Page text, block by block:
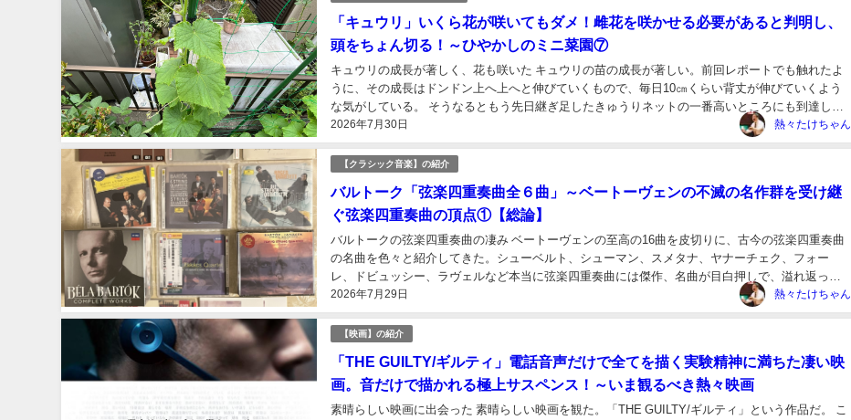
「キュウリ」いくら花が咲いてもダメ！雌花を咲かせる必要があると判明し、
頭をちょん切る！～ひやかしのミニ菜園⑦
2026年7月30日
キュウリの成長が著しく、花も咲いた キュウリの苗の成長が著しい。前回レポートでも触れたよ
うに、その成長はドンドン上へ上へと伸びていくもので、毎日10㎝くらい背丈が伸びていくよう
な気がしている。 そうなるともう先日継ぎ足したきゅうりネットの一番高いところにも到達して
熱々たけちゃん
【クラシック音楽】の紹介
バルトーク「弦楽四重奏曲全６曲」～ベートーヴェンの不滅の名作群を受け継
ぐ弦楽四重奏曲の頂点①【総論】
2026年7月29日
バルトークの弦楽四重奏曲の凄み ベートーヴェンの至高の16曲を皮切りに、古今の弦楽四重奏曲
の名曲を色々と紹介してきた。シューベルト、シューマン、スメタナ、ヤナーチェク、フォー
レ、ドビュッシー、ラヴェルなど本当に弦楽四重奏曲には傑作、名曲が目白押しで、溢れ返って
いる感さえある。 だが、20世紀に入って、遂に本当の意味であ...
熱々たけちゃん
【映画】の紹介
「THE GUILTY/ギルティ」電話音声だけで全てを描く実験精神に満ちた凄い映
画。音だけで描かれる極上サスペンス！～いま観るべき熱々映画
素晴らしい映画に出会った 素晴らしい映画を観た。「THE GUILTY/ギルティ」という作品だ。 こ